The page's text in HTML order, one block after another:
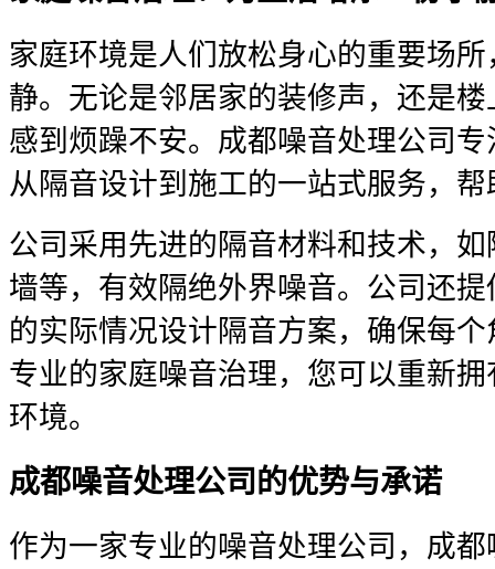
家庭环境是人们放松身心的重要场
静。无论是邻居家的装修声，还是
感到烦躁不安。成都噪音处理公司
从隔音设计到施工的一站式服务，
公司采用先进的隔音材料和技术，
墙等，有效隔绝外界噪音。公司还
的实际情况设计隔音方案，确保每
专业的家庭噪音治理，您可以重新
环境。
成都噪音处理公司的优势与承诺
作为一家专业的噪音处理公司，成